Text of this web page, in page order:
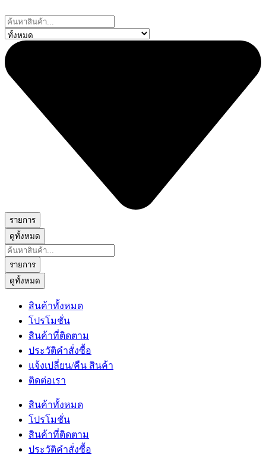
to
content
Search
...
รายการ
ดูทั้งหมด
Search
...
รายการ
ดูทั้งหมด
สินค้าทั้งหมด
โปรโมชั่น
สินค้าที่ติดตาม
ประวัติคำสั่งซื้อ
แจ้งเปลี่ยน/คืน สินค้า
ติดต่อเรา
สินค้าทั้งหมด
โปรโมชั่น
สินค้าที่ติดตาม
ประวัติคำสั่งซื้อ